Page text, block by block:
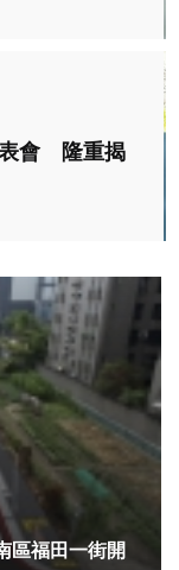
表會 隆重揭
區福田一街開